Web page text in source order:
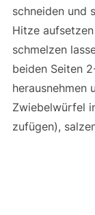
schneiden und
Hitze
schmelzen
beiden Seiten
herausnehmen
Zwiebelwürfel
zufügen),